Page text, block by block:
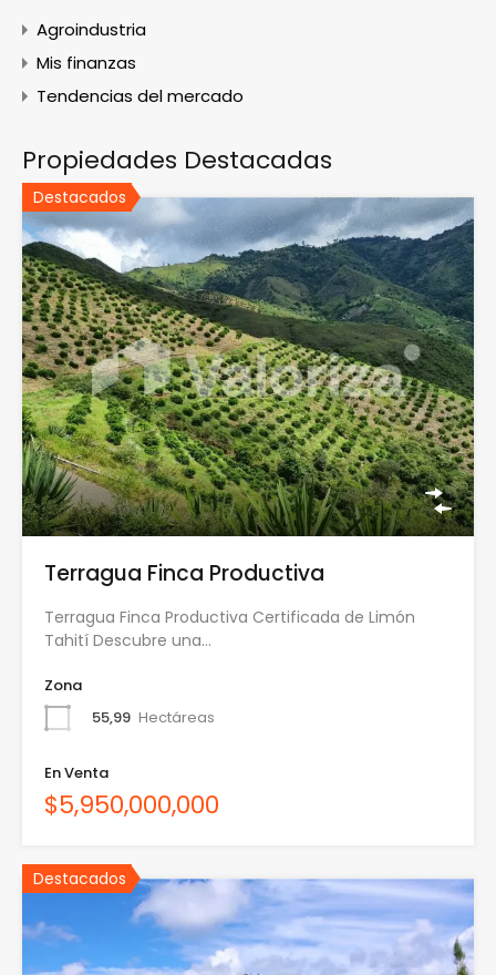
Agroindustria
Mis finanzas
Tendencias del mercado
Propiedades Destacadas
Destacados
Terragua Finca Productiva
Terragua Finca Productiva Certificada de Limón
Tahití Descubre una…
Zona
55,99 Hectáreas
En Venta
$5,950,000,000
Destacados